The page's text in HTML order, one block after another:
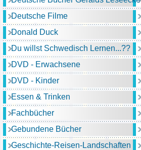
Deutsche Filme
Donald Duck
Du willst Schwedisch Lernen...??
DVD - Erwachsene
DVD - Kinder
Essen & Trinken
Fachbücher
Gebundene Bücher
Geschichte-Reisen-Landschaften